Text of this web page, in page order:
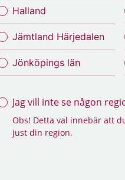
Halland
Jämtland Härjedalen
Jönköpings län
Jag vill inte se någon
Obs! Detta val innebär att
just din region.